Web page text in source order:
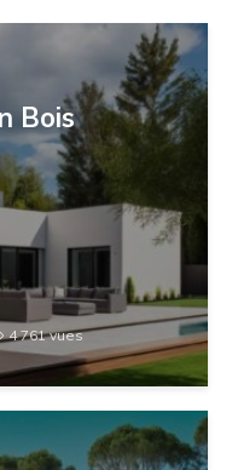
Bois
4 761 vues